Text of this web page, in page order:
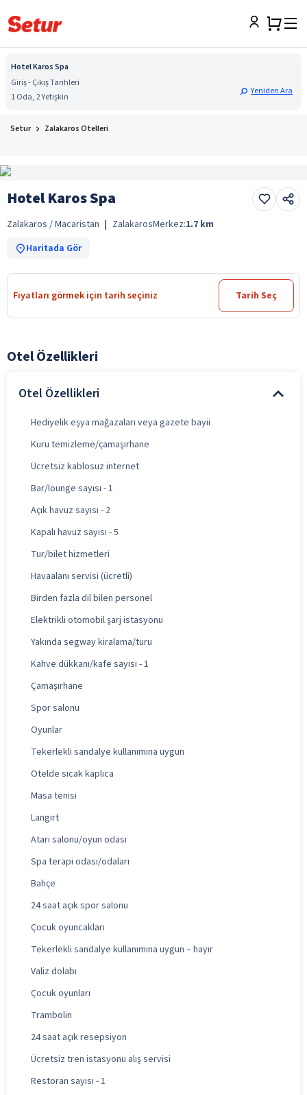
Hotel Karos Spa
Giriş - Çıkış Tarihleri
1 Oda, 2 Yetişkin
Yeniden Ara
Setur Zalakaros Otelleri
Hotel Karos Spa
Zalakaros / Macaristan | ZalakarosMerkez:1.7 km
Haritada Gör
Fiyatları görmek için tarih seçiniz Tarih Seç
Otel Özellikleri
Otel Özellikleri
Hediyelik eşya mağazaları veya gazete bayii
Kuru temizleme/çamaşırhane
Ücretsiz kablosuz internet
Bar/lounge sayısı - 1
Açık havuz sayısı - 2
Kapalı havuz sayısı - 5
Tur/bilet hizmetleri
Havaalanı servisi (ücretli)
Birden fazla dil bilen personel
Elektrikli otomobil şarj istasyonu
Yakında segway kiralama/turu
Kahve dükkanı/kafe sayısı - 1
Çamaşırhane
Spor salonu
Oyunlar
Tekerlekli sandalye kullanımına uygun
Otelde sıcak kaplıca
Masa tenisi
Langırt
Atari salonu/oyun odası
Spa terapi odası/odaları
Bahçe
24 saat açık spor salonu
Çocuk oyuncakları
Tekerlekli sandalye kullanımına uygun – hayır
Valiz dolabı
Çocuk oyunları
Trambolin
24 saat açık resepsiyon
Ücretsiz tren istasyonu alış servisi
Restoran sayısı - 1